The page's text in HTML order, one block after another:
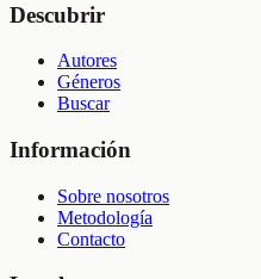
Descubrir
Autores
Géneros
Buscar
Información
Sobre nosotros
Metodología
Contacto